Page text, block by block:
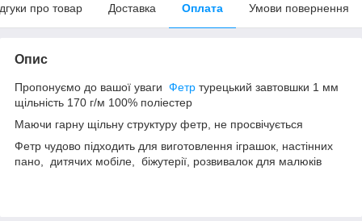
про товар Доставка Оплата Умови повернення
Опис
Пропонуємо до вашої уваги Фетр турецький завтовшки 1 мм
щільність 170 г/м 100% поліестер
Маючи гарну щільну структуру фетр, не просвічується
Фетр чудово підходить для виготовлення іграшок, настінних
пано, дитячих мобіле, біжутерії, розвивалок для малюків